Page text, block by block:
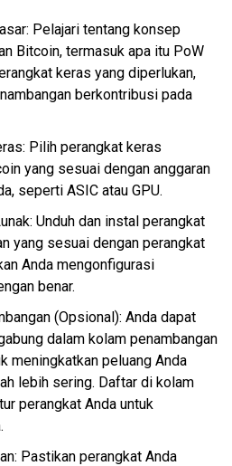
Pelajari tentang konsep
Bitcoin, termasuk apa itu PoW
keras yang diperlukan,
berkontribusi pada
Pilih perangkat keras
yang sesuai dengan anggaran
seperti ASIC atau GPU.
Unduh dan instal perangkat
yang sesuai dengan perangkat
Anda mengonfigurasi
benar.
(Opsional): Anda dapat
dalam kolam penambangan
meningkatkan peluang Anda
lebih sering. Daftar di kolam
perangkat Anda untuk
Pastikan perangkat Anda